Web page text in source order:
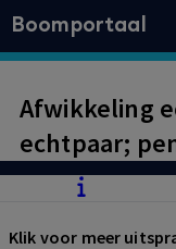
Boomportaal
Afwikkeling
echtpaar;
Klik voor meer